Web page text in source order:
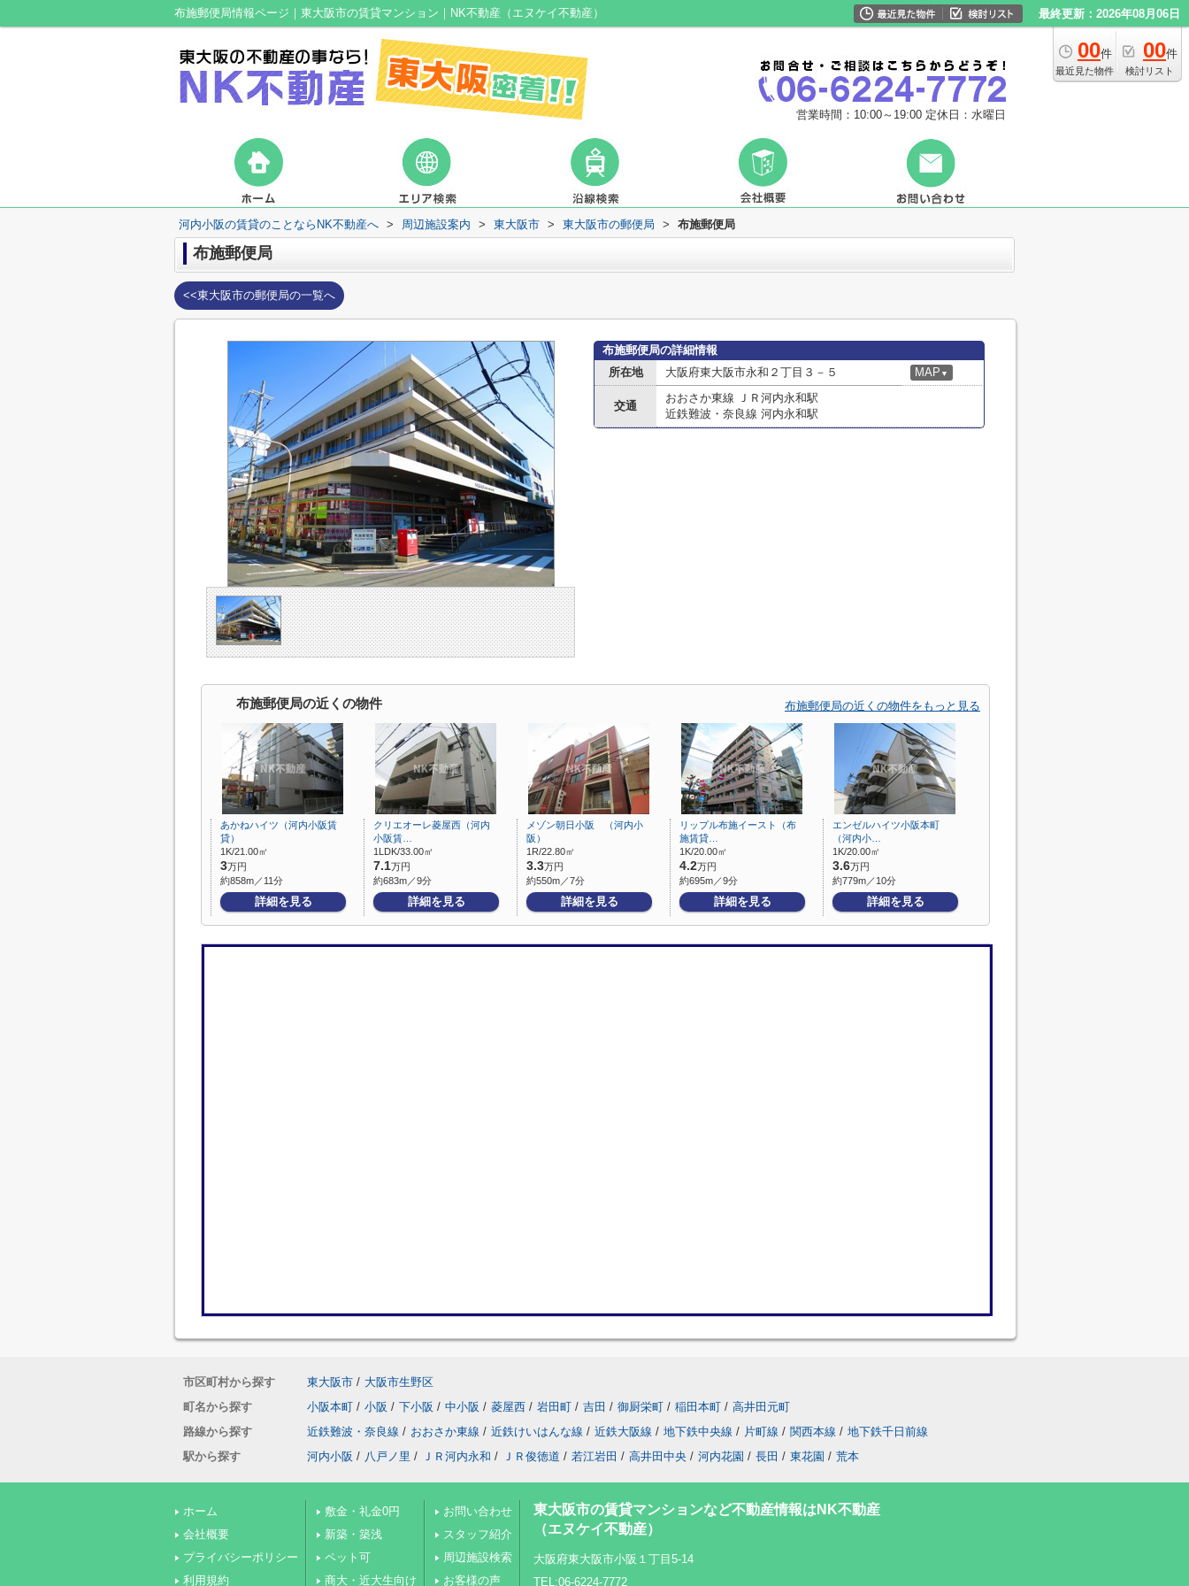
布施郵便局情報ページ｜東大阪市の賃貸マンション｜NK不動産（エヌケイ不動産） 最終更新：2026年08月06日
00件
最近見た物件
00件
検討リスト
営業時間：10:00～19:00 定休日：水曜日
河内小阪の賃貸のことならNK不動産へ > 周辺施設案内 > 東大阪市 > 東大阪市の郵便局 > 布施郵便局
布施郵便局
<<東大阪市の郵便局の一覧へ
布施郵便局の詳細情報
所在地
大阪府東大阪市永和２丁目３－５ MAP ▼
交通
おおさか東線 ＪＲ河内永和駅
近鉄難波・奈良線 河内永和駅
布施郵便局の近くの物件 布施郵便局の近くの物件をもっと見る
あかねハイツ（河内小阪賃
貸）
1K/21.00㎡
3万円
約858m／11分
詳細を見る
クリエオーレ菱屋西（河内
小阪賃…
1LDK/33.00㎡
7.1万円
約683m／9分
詳細を見る
メゾン朝日小阪 （河内小
阪）
1R/22.80㎡
3.3万円
約550m／7分
詳細を見る
リップル布施イースト（布
施賃貸…
1K/20.00㎡
4.2万円
約695m／9分
詳細を見る
エンゼルハイツ小阪本町
（河内小…
1K/20.00㎡
3.6万円
約779m／10分
詳細を見る
市区町村から探す 東大阪市 / 大阪市生野区
町名から探す
小阪本町 / 小阪 / 下小阪 / 中小阪 / 菱屋西 / 岩田町 / 吉田 / 御厨栄町 / 稲田本町 / 高井田元町
路線から探す
近鉄難波・奈良線 / おおさか東線 / 近鉄けいはんな線 / 近鉄大阪線 / 地下鉄中央線 / 片町線 / 関西本線 / 地下鉄千日前線
駅から探す
河内小阪 / 八戸ノ里 / ＪＲ河内永和 / ＪＲ俊徳道 / 若江岩田 / 高井田中央 / 河内花園 / 長田 / 東花園 / 荒本
ホーム
会社概要
プライバシーポリシー
利用規約
敷金・礼金0円
新築・築浅
ペット可
商大・近大生向け
お問い合わせ
スタッフ紹介
周辺施設検索
お客様の声
東大阪市の賃貸マンションなど不動産情報はNK不動産
（エヌケイ不動産）
大阪府東大阪市小阪１丁目5-14
TEL:06-6224-7772